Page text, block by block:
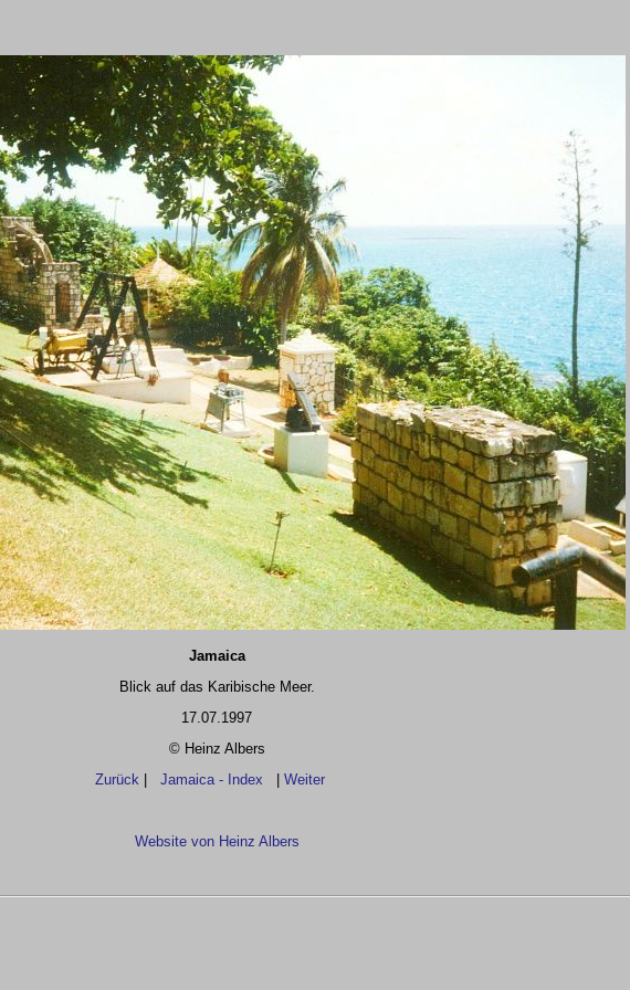
Jamaica
Blick auf das Karibische Meer.
17.07.1997
© Heinz Albers
Zurück
Jamaica - Index Weiter
Website von Heinz Albers